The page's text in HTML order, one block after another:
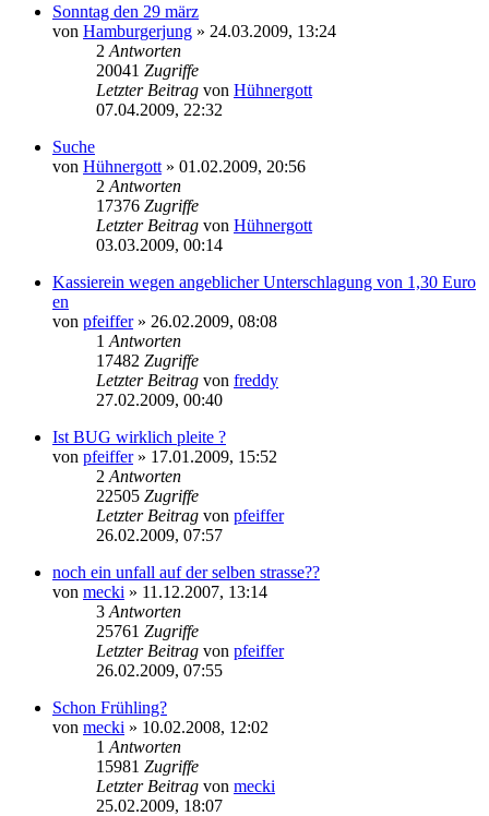
Sonntag den 29 märz
von Hamburgerjung » 24.03.2009, 13:24
2 Antworten
20041 Zugriffe
Letzter Beitrag von Hühnergott
07.04.2009, 22:32
Suche
von Hühnergott » 01.02.2009, 20:56
2 Antworten
17376 Zugriffe
Letzter Beitrag von Hühnergott
03.03.2009, 00:14
Kassierein wegen angeblicher Unterschlagung von 1,30 Euro
en
von pfeiffer» 26.02.2009, 08:08
1 Antworten
17482 Zugriffe
Letzter Beitrag von freddy
27.02.2009, 00:40
Ist BUG wirklich pleite ?
von pfeiffer» 17.01.2009, 15:52
2 Antworten
22505 Zugriffe
Letzter Beitrag von pfeiffer
26.02.2009, 07:57
noch ein unfall auf der selben strasse??
von mecki » 11.12.2007, 13:14
3 Antworten
25761 Zugriffe
Letzter Beitrag von pfeiffer
26.02.2009, 07:55
Schon Frühling?
von mecki » 10.02.2008, 12:02
1 Antworten
15981 Zugriffe
Letzter Beitrag von mecki
25.02.2009, 18:07